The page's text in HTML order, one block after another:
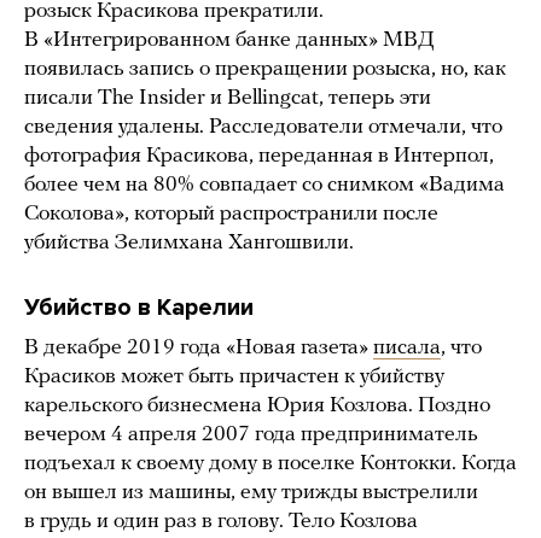
розыск Красикова прекратили.
В «Интегрированном банке данных» МВД
появилась запись о прекращении розыска, но, как
писали The Insider и Bellingcat, теперь эти
сведения удалены. Расследователи отмечали, что
фотография Красикова, переданная в Интерпол,
более чем на 80% совпадает со снимком «Вадима
Соколова», который распространили после
убийства Зелимхана Хангошвили.
Убийство в Карелии
В декабре 2019 года «Новая газета» писала, что
Красиков может быть причастен к убийству
карельского бизнесмена Юрия Козлова. Поздно
вечером 4 апреля 2007 года предприниматель
подъехал к своему дому в поселке Контокки. Когда
он вышел из машины, ему трижды выстрелили
в грудь и один раз в голову. Тело Козлова